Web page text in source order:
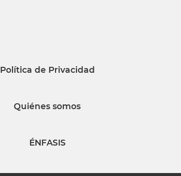
Política de Privacidad
Quiénes somos
ÉNFASIS